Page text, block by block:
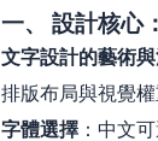
一、 設計核心
文字設計的藝術
排版布局與視覺權
字體選擇 ：中文